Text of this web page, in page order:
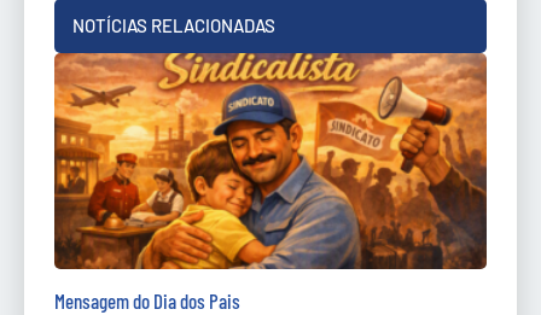
NOTÍCIAS RELACIONADAS
Mensagem do Dia dos Pais